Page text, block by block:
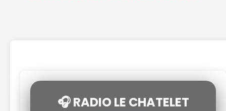
🎧 RADIO LE CHATELET